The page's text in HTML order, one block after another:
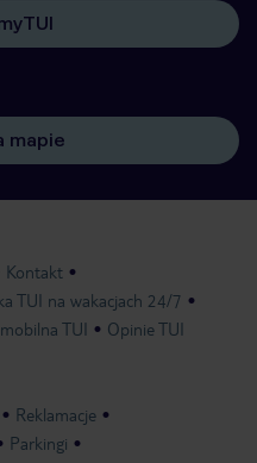
mapie
Kontakt
TUI na wakacjach 24/7
TUI Opinie TUI
Reklamacje
Parkingi